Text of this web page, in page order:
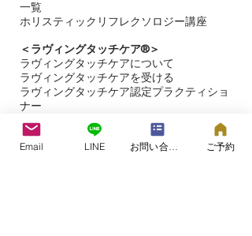
一覧
ホリスティックリフレクソロジー講座
＜ラヴィングタッチケア®︎＞
ラヴィングタッチケアについて
ラヴィングタッチケアを受ける​
ラヴィングタッチケア認定プラクティショ
ナー
＜お問い合わせ＞
＜​ブログ＞
Email LINE お問い合わせフォーム ご予約